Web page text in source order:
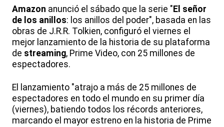
Amazon anunció el sábado que la serie " El señor
de los anillos: los anillos del poder", basada en las
obras de J.R.R. Tolkien, configuró el viernes el
mejor lanzamiento de la historia de su plataforma
de streaming, Prime Video, con 25 millones de
espectadores.
El lanzamiento "atrajo a más de 25 millones de
espectadores en todo el mundo en su primer día
(viernes), batiendo todos los récords anteriores,
marcando el mayor estreno en la historia de Prime